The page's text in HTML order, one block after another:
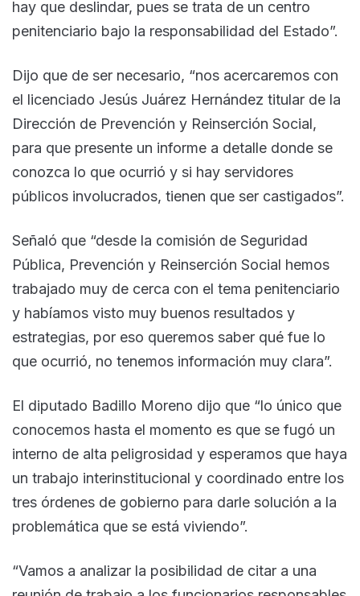
hay que deslindar, pues se trata de un centro
penitenciario bajo la responsabilidad del Estado”.
Dijo que de ser necesario, “nos acercaremos con
el licenciado Jesús Juárez Hernández titular de la
Dirección de Prevención y Reinserción Social,
para que presente un informe a detalle donde se
conozca lo que ocurrió y si hay servidores
públicos involucrados, tienen que ser castigados”.
Señaló que “desde la comisión de Seguridad
Pública, Prevención y Reinserción Social hemos
trabajado muy de cerca con el tema penitenciario
y habíamos visto muy buenos resultados y
estrategias, por eso queremos saber qué fue lo
que ocurrió, no tenemos información muy clara”.
El diputado Badillo Moreno dijo que “lo único que
conocemos hasta el momento es que se fugó un
interno de alta peligrosidad y esperamos que haya
un trabajo interinstitucional y coordinado entre los
tres órdenes de gobierno para darle solución a la
problemática que se está viviendo”.
“Vamos a analizar la posibilidad de citar a una